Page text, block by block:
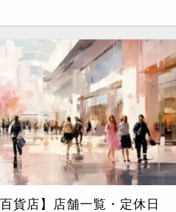
百貨店】店舗一覧・定休日